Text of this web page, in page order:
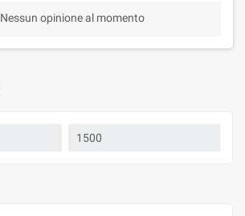
Nessun opinione al momento
1500